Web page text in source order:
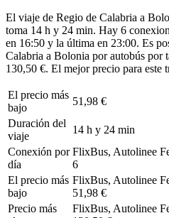
El viaje de Regio de Calabria a
toma 14 h y 24 min. Hay 6
en 16:50 y la última en 23:00. Es
Calabria a Bolonia por autobús por
130,50 €. El mejor precio para este
El precio más
bajo
51,98 €
Duración del
viaje
14 h y 24 min
Conexión por
día
FlixBus, Autolinee
6
El precio más
bajo
FlixBus, Autolinee
51,98 €
Precio más
FlixBus, Autolinee